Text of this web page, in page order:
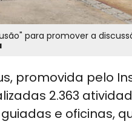
para promover a
promovida pelo
2.363
e oficinas,